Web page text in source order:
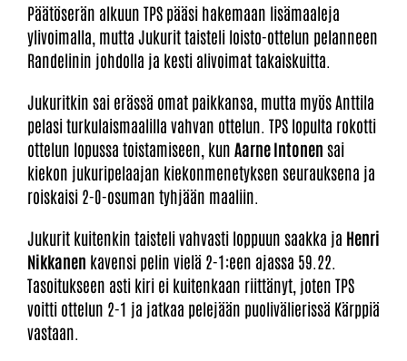
Päätöserän alkuun TPS pääsi hakemaan lisämaaleja
ylivoimalla, mutta Jukurit taisteli loisto-ottelun pelanneen
Randelinin johdolla ja kesti alivoimat takaiskuitta.
Jukuritkin sai erässä omat paikkansa, mutta myös Anttila
pelasi turkulaismaalilla vahvan ottelun. TPS lopulta rokotti
ottelun lopussa toistamiseen, kun Aarne Intonen sai
kiekon jukuripelaajan kiekonmenetyksen seurauksena ja
roiskaisi 2-0-osuman tyhjään maaliin.
Jukurit kuitenkin taisteli vahvasti loppuun saakka ja Henri
Nikkanen kavensi pelin vielä 2-1:een ajassa 59.22.
Tasoitukseen asti kiri ei kuitenkaan riittänyt, joten TPS
voitti ottelun 2-1 ja jatkaa pelejään puolivälierissä Kärppiä
vastaan.